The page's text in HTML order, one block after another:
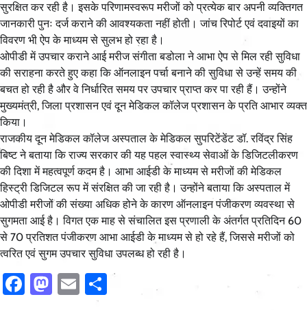
सुरक्षित कर रही है। इसके परिणामस्वरूप मरीजों को प्रत्येक बार अपनी व्यक्तिगत
जानकारी पुनः दर्ज कराने की आवश्यकता नहीं होती। जांच रिपोर्ट एवं दवाइयों का
विवरण भी ऐप के माध्यम से सुलभ हो रहा है।
ओपीडी में उपचार कराने आई मरीज संगीता बडोला ने आभा ऐप से मिल रही सुविधा
की सराहना करते हुए कहा कि ऑनलाइन पर्चा बनाने की सुविधा से उन्हें समय की
बचत हो रही है और वे निर्धारित समय पर उपचार प्राप्त कर पा रही हैं। उन्होंने
मुख्यमंत्री, जिला प्रशासन एवं दून मेडिकल कॉलेज प्रशासन के प्रति आभार व्यक्त
किया।
राजकीय दून मेडिकल कॉलेज अस्पताल के मेडिकल सुपरिटेंडेंट डॉ. रविंद्र सिंह
बिष्ट ने बताया कि राज्य सरकार की यह पहल स्वास्थ्य सेवाओं के डिजिटलीकरण
की दिशा में महत्वपूर्ण कदम है। आभा आईडी के माध्यम से मरीजों की मेडिकल
हिस्ट्री डिजिटल रूप में संरक्षित की जा रही है। उन्होंने बताया कि अस्पताल में
ओपीडी मरीजों की संख्या अधिक होने के कारण ऑनलाइन पंजीकरण व्यवस्था से
सुगमता आई है। विगत एक माह से संचालित इस प्रणाली के अंतर्गत प्रतिदिन 60
से 70 प्रतिशत पंजीकरण आभा आईडी के माध्यम से हो रहे हैं, जिससे मरीजों को
त्वरित एवं सुगम उपचार सुविधा उपलब्ध हो रही है।
Facebook
Mastodon
EmailShare